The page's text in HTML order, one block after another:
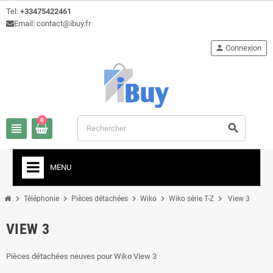
Tel: +33475422461
Email: contact@ibuy.fr
view_headline
person Connexion
0
search
MENU
chevron_right Téléphonie chevron_right Pièces détachées chevron_right Wiko chevron_right Wiko série T-Z chevron_right View 3
VIEW 3
Pièces détachées neuves pour Wiko View 3